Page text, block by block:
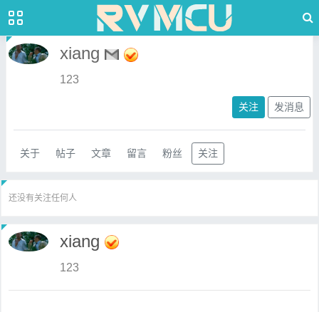
xiang
123
关注 发消息
关于 帖子 文章 留言 粉丝 关注
还没有关注任何人
xiang
123